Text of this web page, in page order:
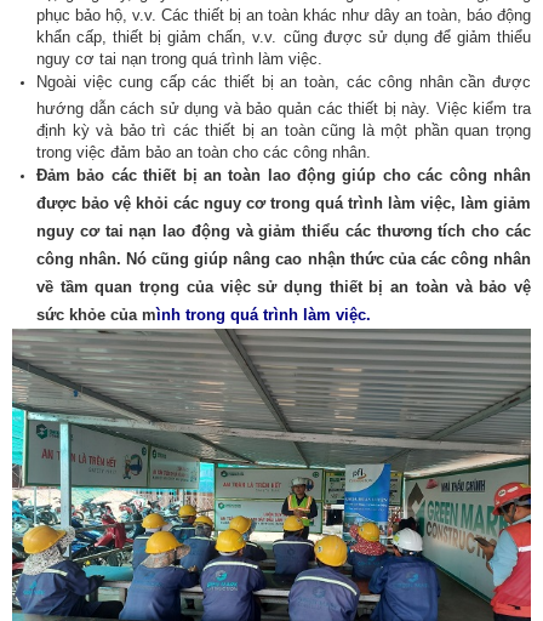
phục bảo hộ, v.v. Các thiết bị an toàn khác như dây an toàn, báo động
khẩn cấp, thiết bị giảm chấn, v.v. cũng được sử dụng để giảm thiểu
nguy cơ tai nạn trong quá trình làm việc.
Ngoài việc cung cấp các thiết bị an toàn, các công nhân cần được
hướng dẫn cách sử dụng và bảo quản các thiết bị này. Việc kiểm tra
định kỳ và bảo trì các thiết bị an toàn cũng là một phần quan trọng
trong việc đảm bảo an toàn cho các công nhân.
Đảm bảo các thiết bị an toàn lao động giúp cho các công nhân
được bảo vệ khỏi các nguy cơ trong quá trình làm việc, làm giảm
nguy cơ tai nạn lao động và giảm thiểu các thương tích cho các
công nhân. Nó cũng giúp nâng cao nhận thức của các công nhân
về tầm quan trọng của việc sử dụng thiết bị an toàn và bảo vệ
sức khỏe của mình trong quá trình làm việc.